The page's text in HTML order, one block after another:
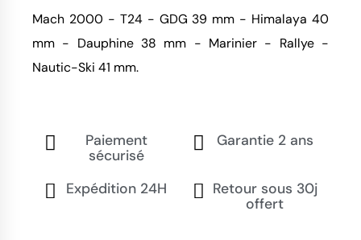
Mach 2000 - T24 - GDG 39 mm - Himalaya 40
mm - Dauphine 38 mm - Marinier - Rallye -
Nautic-Ski 41 mm.
Paiement
sécurisé
Garantie 2 ans
Expédition 24H
Retour sous 30j
offert